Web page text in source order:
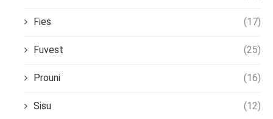
Fies (17)
Fuvest (25)
Prouni (16)
Sisu (12)